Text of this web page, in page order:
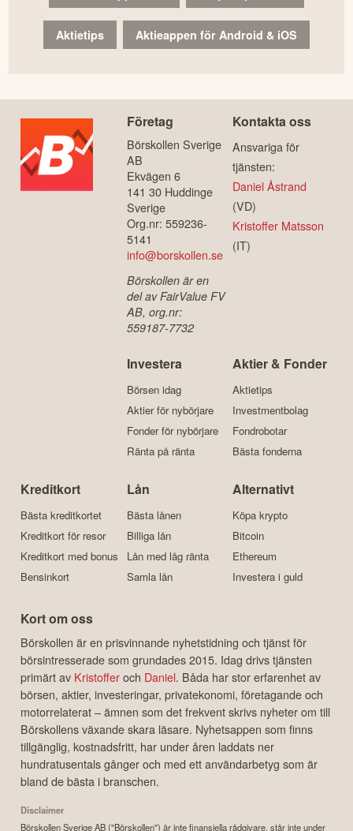
Aktietips Aktieappen för Android & iOS
Företag
Börskollen Sverige
AB
Ekvägen 6
141 30 Huddinge
Sverige
Org.nr: 559236-
5141
info@borskollen.se
Börskollen är en
del av FairValue FV
AB, org.nr:
559187-7732
Kontakta oss
Ansvariga för
tjänsten:
Daniel Åstrand
(VD)
Kristoffer Matsson
(IT)
Investera
Börsen idag
Aktier för nybörjare
Fonder för nybörjare
Ränta på ränta
Aktier & Fonder
Aktietips
Investmentbolag
Fondrobotar
Bästa fonderna
Kreditkort
Bästa kreditkortet
Kreditkort för resor
Kreditkort med bonus
Bensinkort
Lån
Bästa lånen
Billiga lån
Lån med låg ränta
Samla lån
Alternativt
Köpa krypto
Bitcoin
Ethereum
Investera i guld
Kort om oss
Börskollen är en prisvinnande nyhetstidning och tjänst för
börsintresserade som grundades 2015. Idag drivs tjänsten
primärt av Kristofferoch Daniel. Båda har stor erfarenhet av
börsen, aktier, investeringar, privatekonomi, företagande och
motorrelaterat – ämnen som det frekvent skrivs nyheter om till
Börskollens växande skara läsare. Nyhetsappen som finns
tillgänglig, kostnadsfritt, har under åren laddats ner
hundratusentals gånger och med ett användarbetyg som är
bland de bästa i branschen.
Disclaimer
Börskollen Sverige AB ("Börskollen") är inte finansiella rådgivare, står inte under